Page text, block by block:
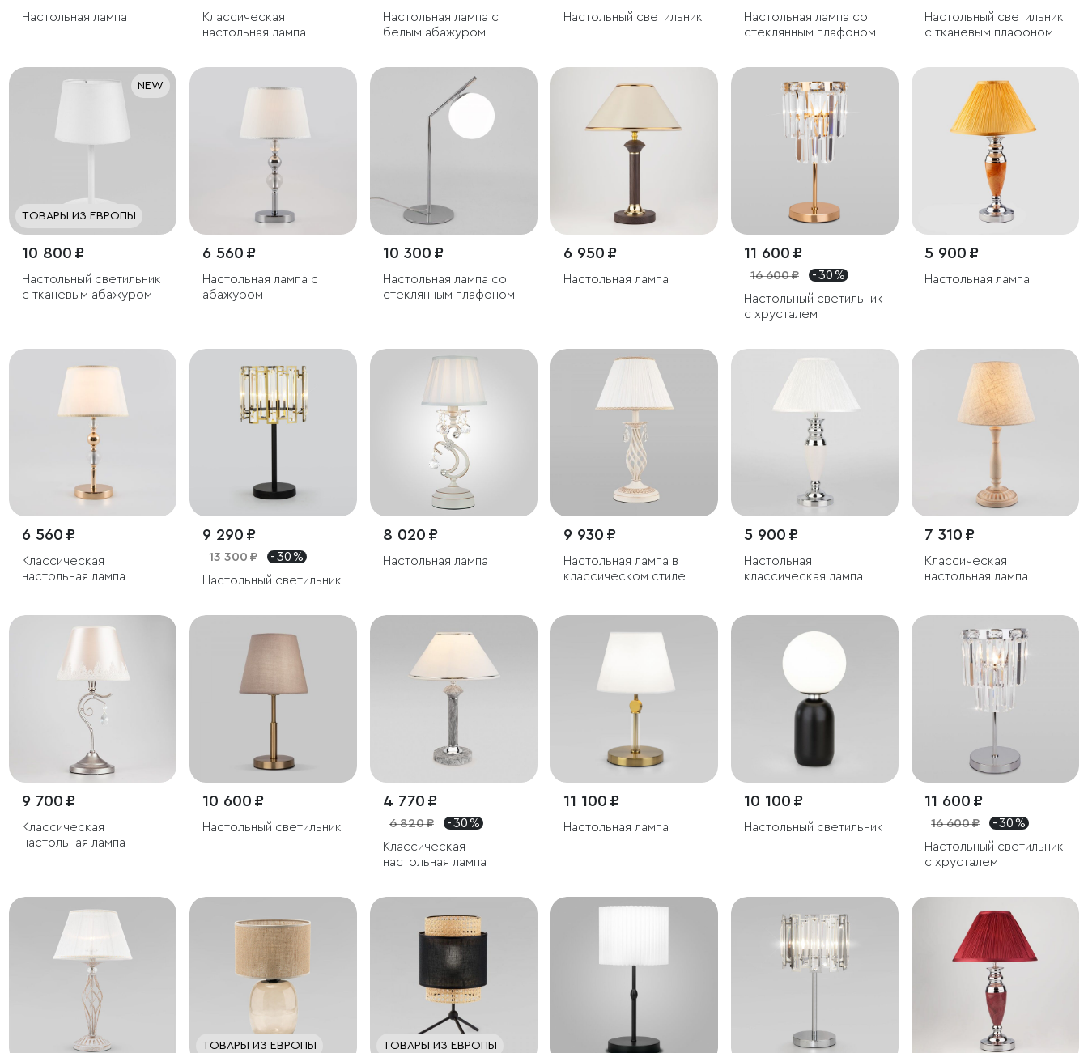
Настольная лампа
Классическая
настольная лампа
Настольная лампа с
белым абажуром
Настольный светильник
Настольная лампа со
стеклянным плафоном
Настольный светильник
с тканевым плафоном
NEW
ТОВАРЫ ИЗ ЕВРОПЫ
10 800 ₽
Настольный светильник
с тканевым абажуром
6 560 ₽
Настольная лампа с
абажуром
10 300 ₽
Настольная лампа со
стеклянным плафоном
6 950 ₽
Настольная лампа
11 600 ₽
16 600 ₽
- 30 %
Настольный светильник
с хрусталем
5 900 ₽
Настольная лампа
6 560 ₽
Классическая
настольная лампа
9 290 ₽
13 300 ₽
- 30 %
Настольный светильник
8 020 ₽
Настольная лампа
9 930 ₽
Настольная лампа в
классическом стиле
5 900 ₽
Настольная
классическая лампа
7 310 ₽
Классическая
настольная лампа
9 700 ₽
Классическая
настольная лампа
10 600 ₽
Настольный светильник
4 770 ₽
6 820 ₽
- 30 %
Классическая
настольная лампа
11 100 ₽
Настольная лампа
10 100 ₽
Настольный светильник
11 600 ₽
16 600 ₽
- 30 %
Настольный светильник
с хрусталем
ТОВАРЫ ИЗ ЕВРОПЫ ТОВАРЫ ИЗ ЕВРОПЫ